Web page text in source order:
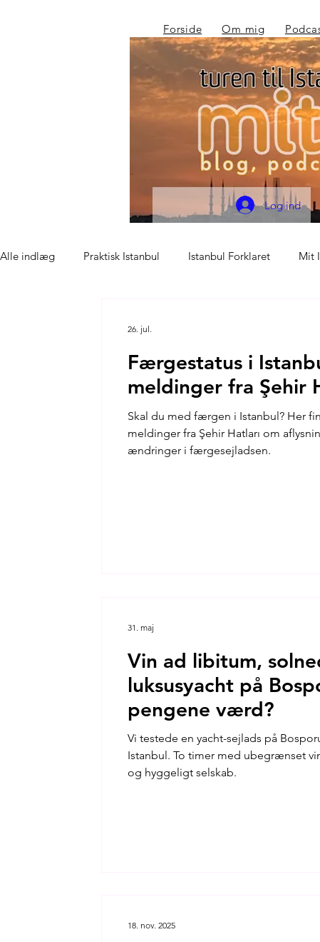
Forside Om mig
Log ind
Alle indlæg Praktisk Istanbul Istanbul Forklaret Mit
Færgestatus i
meldinger fra Şehir
Skal du med færgen i Istanbul? Her
meldinger fra Şehir Hatları om
ændringer i færgesejladsen.
26. jul.
Vin ad libitum,
luksusyacht på
pengene værd?
Vi testede en yacht-sejlads på
Istanbul. To timer med ubegrænset
og hyggeligt selskab.
31. maj
18. nov. 2025